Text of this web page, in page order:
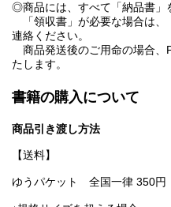
◎商品には、すべて「納品書」
「領収書」が必要な場合は、
連絡ください。
商品発送後のご用命の場合、
たします。
書籍の購入について
商品引き渡し方法
【送料】
ゆうパケット 全国一律 350円